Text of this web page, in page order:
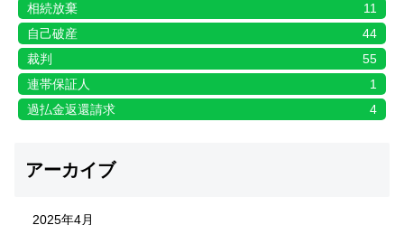
相続放棄
11
自己破産
44
裁判
55
連帯保証人
1
過払金返還請求
4
アーカイブ
2025年4月